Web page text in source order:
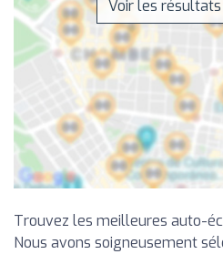
Voir les
Trouvez les meilleures auto-
Nous avons soigneusement